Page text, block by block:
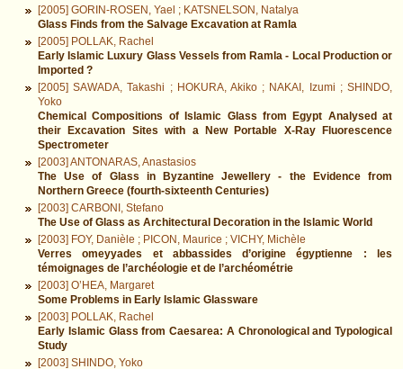
[2005] GORIN-ROSEN, Yael ; KATSNELSON, Natalya
Glass Finds from the Salvage Excavation at Ramla
[2005] POLLAK, Rachel
Early Islamic Luxury Glass Vessels from Ramla - Local Production or
Imported ?
[2005] SAWADA, Takashi ; HOKURA, Akiko ; NAKAI, Izumi ; SHINDO,
Yoko
Chemical Compositions of Islamic Glass from Egypt Analysed at
their Excavation Sites with a New Portable X-Ray Fluorescence
Spectrometer
[2003] ANTONARAS, Anastasios
The Use of Glass in Byzantine Jewellery - the Evidence from
Northern Greece (fourth-sixteenth Centuries)
[2003] CARBONI, Stefano
The Use of Glass as Architectural Decoration in the Islamic World
[2003] FOY, Danièle ; PICON, Maurice ; VICHY, Michèle
Verres omeyyades et abbassides d’origine égyptienne : les
témoignages de l’archéologie et de l’archéométrie
[2003] O’HEA, Margaret
Some Problems in Early Islamic Glassware
[2003] POLLAK, Rachel
Early Islamic Glass from Caesarea: A Chronological and Typological
Study
[2003] SHINDO, Yoko